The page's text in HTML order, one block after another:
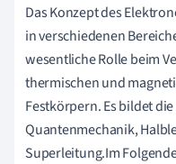
Das Konzept des
in verschiedenen
wesentliche Rolle beim
thermischen und
Festkörpern. Es bildet
Quantenmechanik,
Superleitung.Im